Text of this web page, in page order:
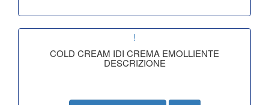
!
COLD CREAM IDI CREMA EMOLLIENTE
DESCRIZIONE